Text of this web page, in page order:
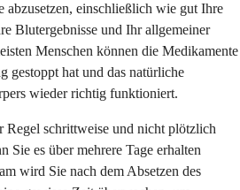
abzusetzen, einschließlich wie gut Ihre
Blutergebnisse und Ihr allgemeiner
Menschen können die Medikamente
gestoppt hat und das natürliche
wieder richtig funktioniert.
schrittweise und nicht plötzlich
Sie es über mehrere Tage erhalten
wird Sie nach dem Absetzen des